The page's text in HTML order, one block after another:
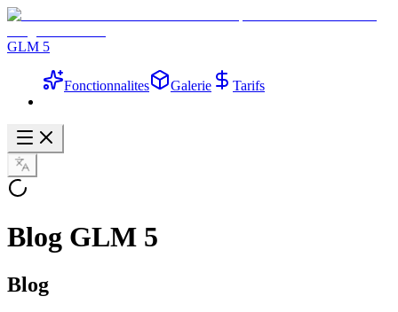
GLM 5
Fonctionnalites Galerie Tarifs
Blog GLM 5
Blog